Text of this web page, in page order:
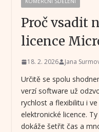
Proč vsadit
licence
18. 2. 2026 Jana
Určitě se spolu
verzí software už
rychlost a flexibilitu i
elektronické licence.
dokáže šetřit čas a